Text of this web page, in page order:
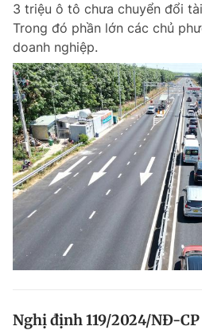
Giấy phép xuất bản số 110/GP -
© 2003-2026 Bản quyền thuộc về
dưới mọi hình thức nếu không có sự
Phát triển bởi ePi Technologies, JSC.
3 triệu ô tô chưa chuyển đổi
Trong đó phần lớn các chủ
doanh nghiệp.
Nghị định 119/2024/NĐ-CP